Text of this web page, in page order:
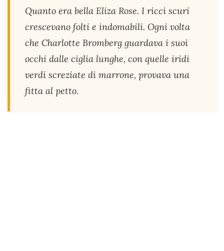
Quanto era bella Eliza Rose. I ricci scuri
crescevano folti e indomabili. Ogni volta
che Charlotte Bromberg guardava i suoi
occhi dalle ciglia lunghe, con quelle iridi
verdi screziate di marrone, provava una
fitta al petto.